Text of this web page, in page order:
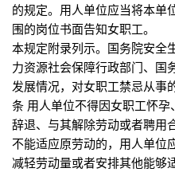
的规定。用人单位应当将本单
围的岗位书面告知女职工。
本规定附录列示。国务院安全
力资源社会保障行政部门、国
发展情况，对女职工禁忌从
条 用人单位不得因女职工怀
辞退、与其解除劳动或者聘
不能适应原劳动的，用人单位
减轻劳动量或者安排其他能